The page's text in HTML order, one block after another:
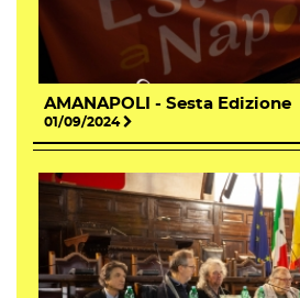
AMANAPOLI - Sesta Edizione
01/09/2024